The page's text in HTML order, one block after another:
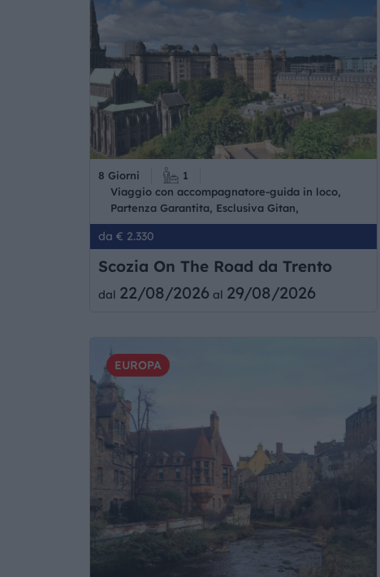
8 Giorni
1
Viaggio con accompagnatore-guida in loco,
Partenza Garantita, Esclusiva Gitan,
da € 2.330
Scozia On The Road da Trento
dal 22/08/2026al 29/08/2026
EUROPA